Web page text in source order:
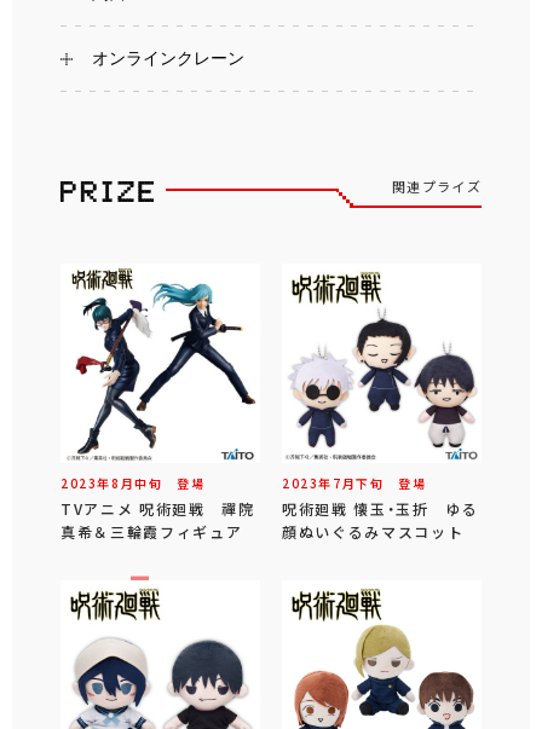
オンラインクレーン
関連プライズ
2023年8 月中旬 登場
TVアニメ 呪術廻戦 禪院
真希＆三輪霞フィギュア
2023年 7 月下旬 登場
呪術廻戦 懐玉・玉折 ゆる
顔ぬいぐるみマスコット